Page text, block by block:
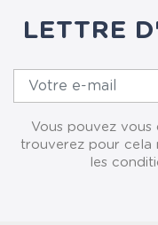
LETTRE
Vous pouvez vous
trouverez pour cela
les